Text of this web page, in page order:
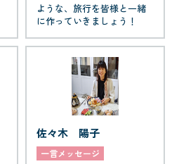
ような、旅行を皆様と一緒
に作っていきましょう！
佐々木 陽子
一言メッセージ